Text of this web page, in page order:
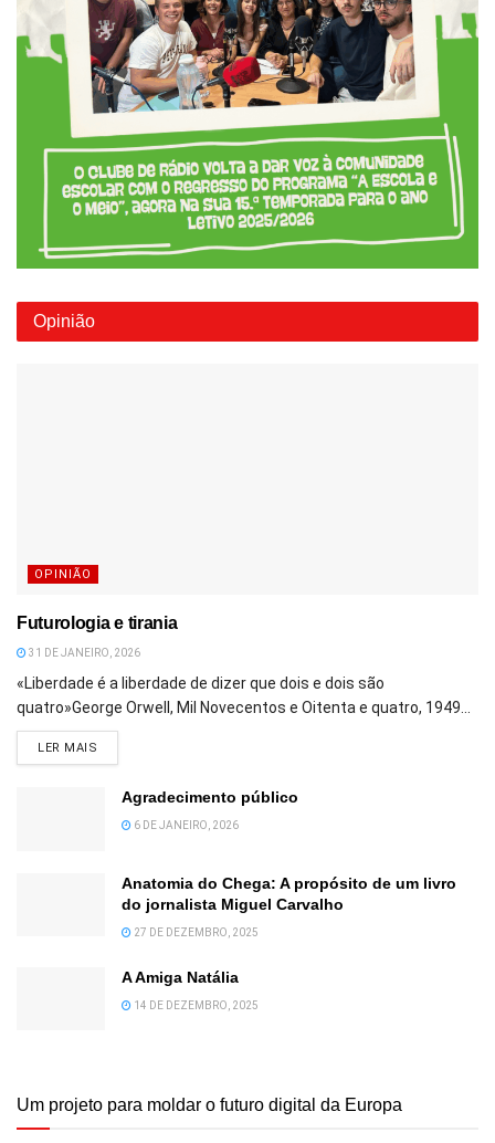
Opinião
OPINIÃO
Futurologia e tirania
31 DE JANEIRO, 2026
«Liberdade é a liberdade de dizer que dois e dois são
quatro»George Orwell, Mil Novecentos e Oitenta e quatro, 1949...
LER MAIS
Agradecimento público
6 DE JANEIRO, 2026
Anatomia do Chega: A propósito de um livro
do jornalista Miguel Carvalho
27 DE DEZEMBRO, 2025
A Amiga Natália
14 DE DEZEMBRO, 2025
Um projeto para moldar o futuro digital da Europa